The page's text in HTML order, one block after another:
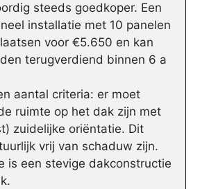
steeds goedkoper. Een
installatie met 10 panelen
voor €5.650 en kan
terugverdiend binnen 6 a
aantal criteria: er moet
ruimte op het dak zijn met
zuidelijke oriëntatie. Dit
vrij van schaduw zijn.
is een stevige dakconstructie